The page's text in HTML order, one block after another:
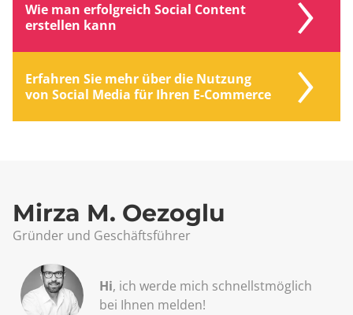
Wie man erfolgreich Social Content
erstellen kann
Erfahren Sie mehr über die Nutzung
von Social Media für Ihren E-Commerce
Mirza M. Oezoglu
Gründer und Geschäftsführer
Hi, ich werde mich schnellst­möglich
bei Ihnen melden!